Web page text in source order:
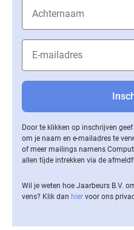
Door te klikken op inschrijven
om je naam en e-mailadres te
of meer mailings namens
allen tijde intrekken via de
Wil je weten hoe Jaarbeurs B.V.
vens? Klik dan hier voor ons